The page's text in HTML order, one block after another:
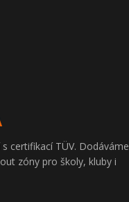
certifikací TÜV. Dodáváme
zóny pro školy, kluby i